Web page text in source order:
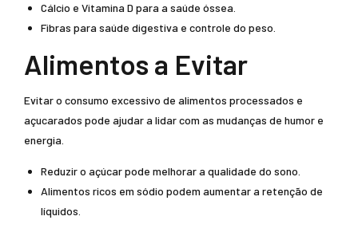
Cálcio e Vitamina D para a saúde óssea.
Fibras para saúde digestiva e controle do peso.
Alimentos a Evitar
Evitar o consumo excessivo de alimentos processados e
açucarados pode ajudar a lidar com as mudanças de humor e
energia.
Reduzir o açúcar pode melhorar a qualidade do sono.
Alimentos ricos em sódio podem aumentar a retenção de
líquidos.